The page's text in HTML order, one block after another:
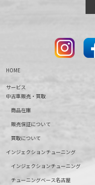
HOME
サービス
中古車販売・買取
商品在庫
販売保証について
買取について
インジェクションチューニング
インジェクションチューニング
チューニングベース名古屋